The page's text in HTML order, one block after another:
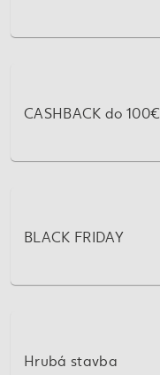
CASHBACK do 100€
BLACK FRIDAY
Hrubá stavba